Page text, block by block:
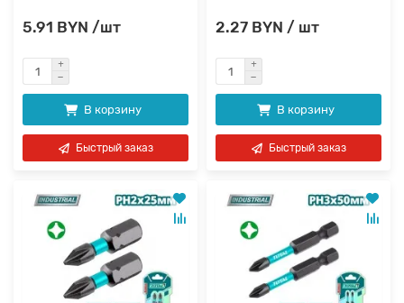
5.91 BYN /шт
В корзину
Быстрый заказ
2.27 BYN / шт
В корзину
Быстрый заказ